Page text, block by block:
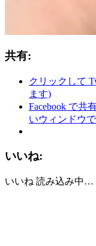
共有:
クリックして
ます)
Facebook で共
いウィンドウ
いいね:
いいね 読み込み中…